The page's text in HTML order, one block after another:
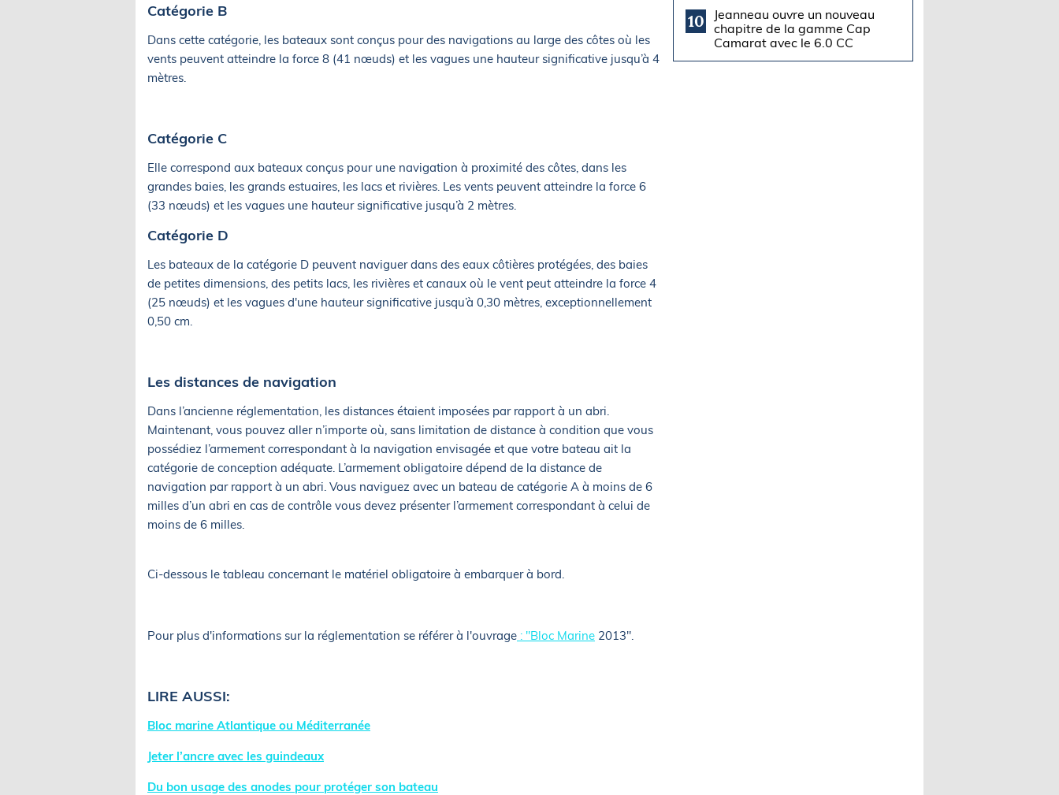
Catégorie B
Dans cette catégorie, les bateaux sont conçus pour des navigations au large des côtes où les
vents peuvent atteindre la force 8 (41 nœuds) et les vagues une hauteur significative jusqu’à 4
mètres.
Catégorie C
Elle correspond aux bateaux conçus pour une navigation à proximité des côtes, dans les
grandes baies, les grands estuaires, les lacs et rivières. Les vents peuvent atteindre la force 6
(33 nœuds) et les vagues une hauteur significative jusqu’à 2 mètres.
Catégorie D
Les bateaux de la catégorie D peuvent naviguer dans des eaux côtières protégées, des baies
de petites dimensions, des petits lacs, les rivières et canaux où le vent peut atteindre la force 4
(25 nœuds) et les vagues d'une hauteur significative jusqu’à 0,30 mètres, exceptionnellement
0,50 cm.
Les distances de navigation
Dans l’ancienne réglementation, les distances étaient imposées par rapport à un abri.
Maintenant, vous pouvez aller n’importe où, sans limitation de distance à condition que vous
possédiez l’armement correspondant à la navigation envisagée et que votre bateau ait la
catégorie de conception adéquate. L’armement obligatoire dépend de la distance de
navigation par rapport à un abri. Vous naviguez avec un bateau de catégorie A à moins de 6
milles d’un abri en cas de contrôle vous devez présenter l’armement correspondant à celui de
moins de 6 milles.
Ci-dessous le tableau concernant le matériel obligatoire à embarquer à bord.
Pour plus d'informations sur la réglementation se référer à l'ouvrage : "Bloc Marine 2013".
LIRE AUSSI:
Bloc marine Atlantique ou Méditerranée
Jeter l’ancre avec les guindeaux
Du bon usage des anodes pour protéger son bateau
10
Jeanneau ouvre un nouveau
chapitre de la gamme Cap
Camarat avec le 6.0 CC